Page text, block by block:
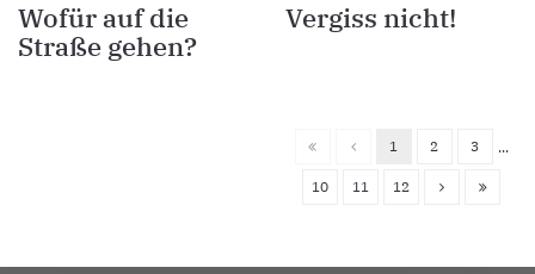
Wofür auf die
Straße gehen?
Vergiss nicht!
1 2 3 ...
10 11 12